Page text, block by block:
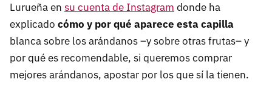
Lurueña en su cuenta de Instagram donde ha
explicado cómo y por qué aparece esta capilla
blanca sobre los arándanos –y sobre otras frutas– y
por qué es recomendable, si queremos comprar
mejores arándanos, apostar por los que sí la tienen.